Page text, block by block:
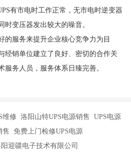
有市电时工作正常，无市电时逆变器
变压器发出较大的噪音。
的服务来提升企业核心竞争力为目
经销单位建立了良好、密切的合作关
务人员，服务体系日臻完善。
维修 洛阳山特UPS电源销售 UPS电源
免费上门检修UPS电源
迎疆电子技术有限公司